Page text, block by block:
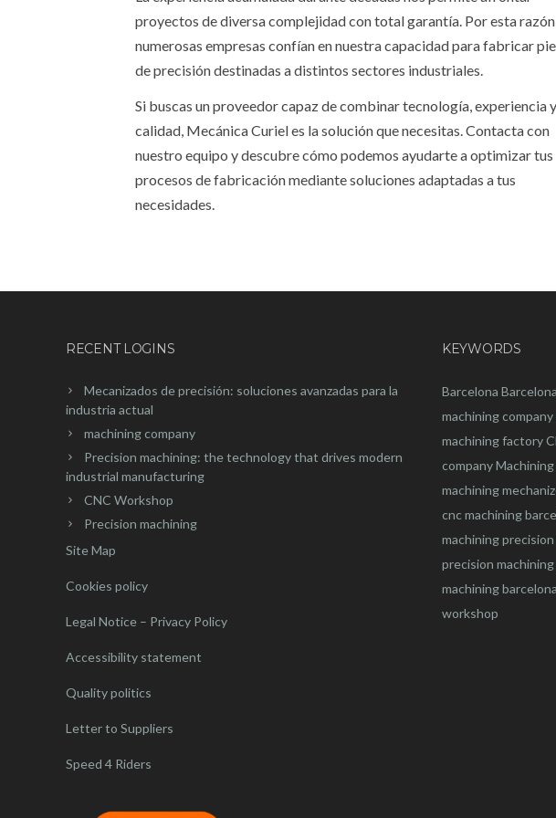
proyectos de diversa complejidad con total garantía. Por esta razón,
numerosas empresas confían en nuestra capacidad para fabricar
de precisión destinadas a distintos sectores industriales.
Si buscas un proveedor capaz de combinar tecnología, experiencia y
calidad, Mecánica Curiel es la solución que necesitas. Contacta con
nuestro equipo y descubre cómo podemos ayudarte a optimizar tus
procesos de fabricación mediante soluciones adaptadas a tus
necesidades.
RECENT LOGINS
Mecanizados de precisión: soluciones avanzadas para la
industria actual
machining company
Precision machining: the technology that drives modern
industrial manufacturing
CNC Workshop
Precision machining
Site Map
Cookies policy
Legal Notice – Privacy Policy
Accessibility statement
Quality politics
Letter to Suppliers
Speed 4 Riders
KEYWORDS
Barcelona Barcelona
machining company
machining factory
company
machining
cnc machining
machiningprecision
precision machining
machining barcelona
workshop